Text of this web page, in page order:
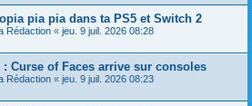
pia pia dans ta PS5 et Switch 2
Rédaction « jeu. 9 juil. 2026 08:28
: Curse of Faces arrive sur consoles
Rédaction « jeu. 9 juil. 2026 08:23